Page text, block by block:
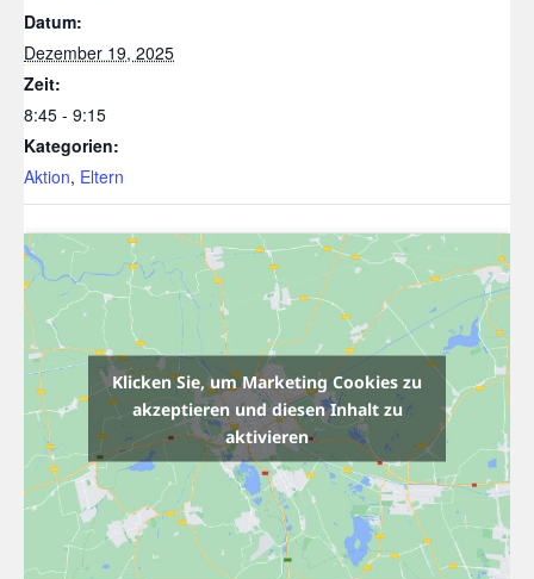
Datum:
Dezember 19, 2025
Zeit:
8:45 - 9:15
Kategorien:
Aktion, Eltern
Klicken Sie, um Marketing Cookies zu
akzeptieren und diesen Inhalt zu
aktivieren